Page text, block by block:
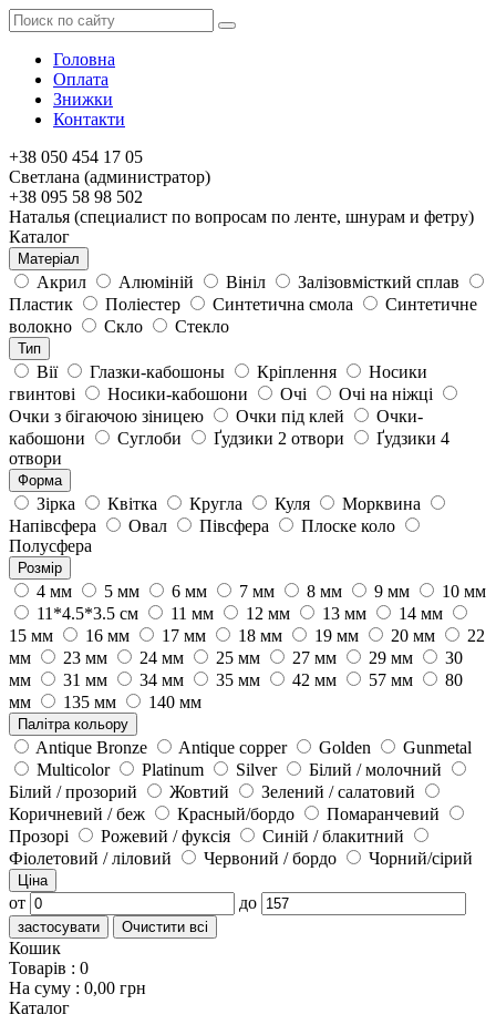
Головна
Оплата
Знижки
Контакти
+38 050 454 17 05
Светлана (администратор)
+38 095 58 98 502
Наталья (специалист по вопросам по ленте, шнурам и фетру)
Каталог
Матеріал
Акрил Алюміній Вініл
Залізовмісткий сплав
Пластик
Поліестер Синтетична смола
Синтетичне
волокно
Скло Стекло
Тип
Вії Глазки-кабошоны Кріплення
Носики
гвинтові
Носики-кабошони Очі
Очі на ніжці
Очки з бігаючою зіницею
Очки під клей
Очки-
кабошони
Суглоби Ґудзики 2 отвори
Ґудзики 4
отвори
Форма
Зірка Квітка Кругла Куля
Морквина
Напівсфера
Овал Півсфера
Плоске коло
Полусфера
Розмір
4 мм 5 мм 6 мм 7 мм 8 мм 9 мм
10 мм
11*4.5*3.5 см
11 мм 12 мм 13 мм
14 мм
15 мм
16 мм 17 мм 18 мм 19 мм 20 мм
22
мм
23 мм 24 мм 25 мм 27 мм 29 мм
30
мм
31 мм 34 мм 35 мм 42 мм 57 мм
80
мм
135 мм 140 мм
Палітра кольору
Antique Bronze Antique copper Golden
Gunmetal
Multicolor
Platinum Silver
Білий / молочний
Білий / прозорий
Жовтий
Зелений / салатовий
Коричневий / беж
Красный/бордо
Помаранчевий
Прозорі
Рожевий / фуксія
Синій / блакитний
Фіолетовий / ліловий
Червоний / бордо Чорний/сірий
Ціна
от до
застосувати Очистити всі
Кошик
Товарів : 0
На суму : 0,00 грн
Каталог